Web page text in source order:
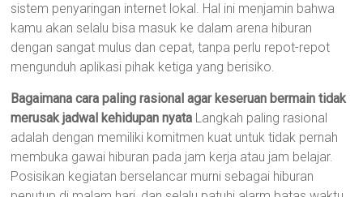
sistem penyaringan internet lokal. Hal ini menjamin bahwa
kamu akan selalu bisa masuk ke dalam arena hiburan
dengan sangat mulus dan cepat, tanpa perlu repot-repot
mengunduh aplikasi pihak ketiga yang berisiko.
Bagaimana cara paling rasional agar keseruan bermain tidak
merusak jadwal kehidupan nyata Langkah paling rasional
adalah dengan memiliki komitmen kuat untuk tidak pernah
membuka gawai hiburan pada jam kerja atau jam belajar.
Posisikan kegiatan berselancar murni sebagai hiburan